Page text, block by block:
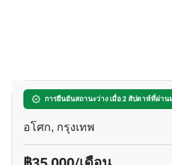
การยืนยันสถานะว่าง เมื่อ 2 สัปดาห์ที่ผ่าน
แอชตัน อโศก
อโศก, กรุงเทพ